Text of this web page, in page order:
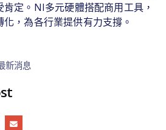
定。NI多元硬體搭配商用工具，
，為各行業提供有力支撐。
新消息